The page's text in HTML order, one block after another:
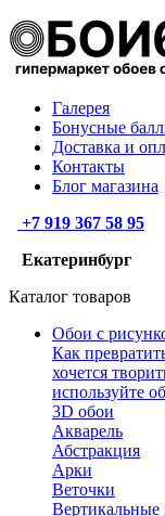
Галерея
Бонусные
Доставка и
Контакты
Блог магазина
+7 919 367 58 95
Екатеринбург
Каталог товаров
Обои с
Как
хочется
используйте
3D обои
Акварель
Абстракция
Арки
Веточки
Вертикальные